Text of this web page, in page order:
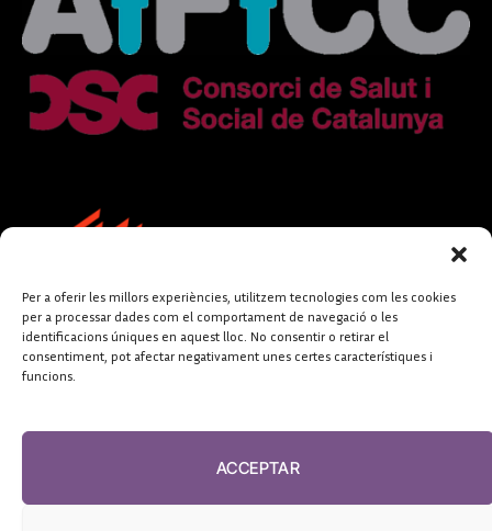
Per a oferir les millors experiències, utilitzem tecnologies com les cookies
per a processar dades com el comportament de navegació o les
identificacions úniques en aquest lloc. No consentir o retirar el
consentiment, pot afectar negativament unes certes característiques i
funcions.
ACCEPTAR
FUNDACIÓ